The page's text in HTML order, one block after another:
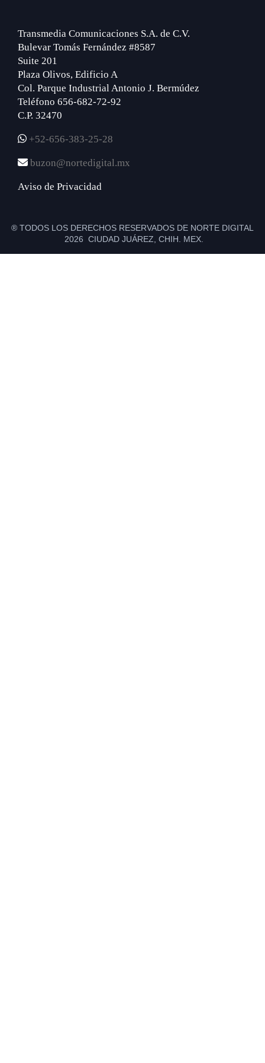
Transmedia Comunicaciones S.A. de C.V.
Bulevar Tomás Fernández #8587
Suite 201
Plaza Olivos, Edificio A
Col. Parque Industrial Antonio J. Bermúdez
Teléfono 656-682-72-92
C.P. 32470
+52-656-383-25-28
buzon@nortedigital.mx
Aviso de Privacidad
® TODOS LOS DERECHOS RESERVADOS DE NORTE DIGITAL
2026 CIUDAD JUÁREZ, CHIH. MEX.